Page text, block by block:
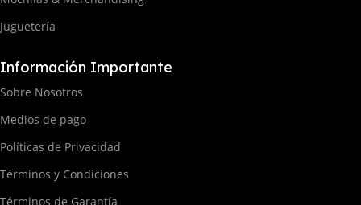
Juguetería
Información Importante
Sobre Nosotros
Medios de pago
Políticas de Privacidad
Términos y Condiciones
Términos de Garantía